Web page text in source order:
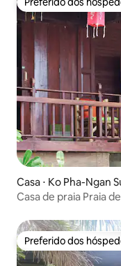
Preferido dos
Casa ⋅ Ko Pha-Ngan
Casa de praia Praia
Preferido dos
Preferido dos